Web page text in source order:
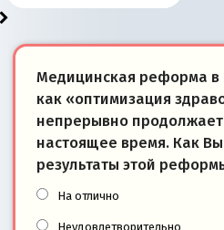
Медицинская реформа в
как «оптимизация
непрерывно
настоящее время. Как
результаты этой
На отлично
Неудовлетворительно